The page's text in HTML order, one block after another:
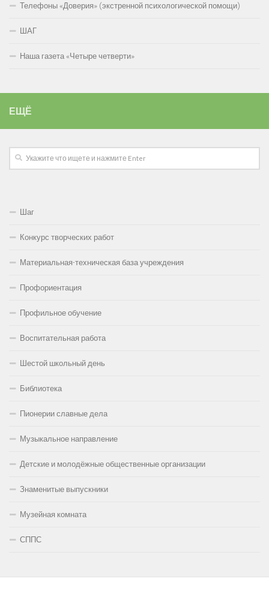
Телефоны «Доверия» (экстренной психологической помощи)
ШАГ
Наша газета «Четыре четверти»
ЕЩЁ
Шаг
Конкурс творческих работ
Материальная-техническая база учреждения
Профориентация
Профильное обучение
Воспитательная работа
Шестой школьный день
Библиотека
Пионерии славные дела
Музыкальное направление
Детские и молодёжные общественные организации
Знаменитые выпускники
Музейная комната
СППС